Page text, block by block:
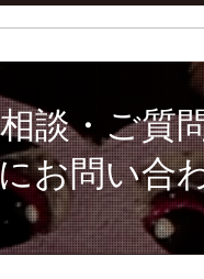
談・ご質
お問い合